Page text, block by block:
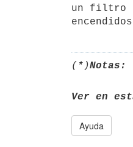
un filtro
(*)Notas:
Ver en
Ayuda